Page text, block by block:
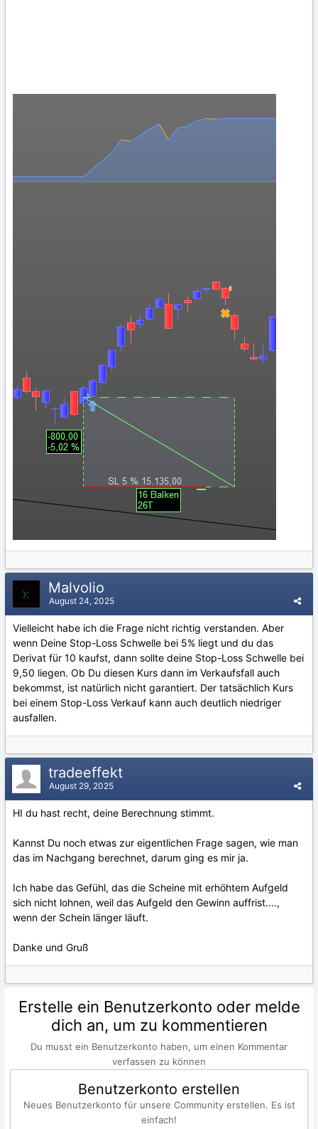
Malvolio
August 24, 2025
Vielleicht habe ich die Frage nicht richtig verstanden. Aber
wenn Deine Stop-Loss Schwelle bei 5% liegt und du das
Derivat für 10 kaufst, dann sollte deine Stop-Loss Schwelle bei
9,50 liegen. Ob Du diesen Kurs dann im Verkaufsfall auch
bekommst, ist natürlich nicht garantiert. Der tatsächlich Kurs
bei einem Stop-Loss Verkauf kann auch deutlich niedriger
ausfallen.
tradeeffekt
August 29, 2025
HI du hast recht, deine Berechnung stimmt.
Kannst Du noch etwas zur eigentlichen Frage sagen, wie man
das im Nachgang berechnet, darum ging es mir ja.
Ich habe das Gefühl, das die Scheine mit erhöhtem Aufgeld
sich nicht lohnen, weil das Aufgeld den Gewinn auffrist....,
wenn der Schein länger läuft.
Danke und Gruß
Erstelle ein Benutzerkonto oder melde
dich an, um zu kommentieren
Du musst ein Benutzerkonto haben, um einen Kommentar
verfassen zu können
Benutzerkonto erstellen
Neues Benutzerkonto für unsere Community erstellen. Es ist
einfach!